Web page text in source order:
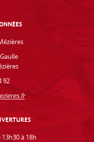
92
13h30 à 18h